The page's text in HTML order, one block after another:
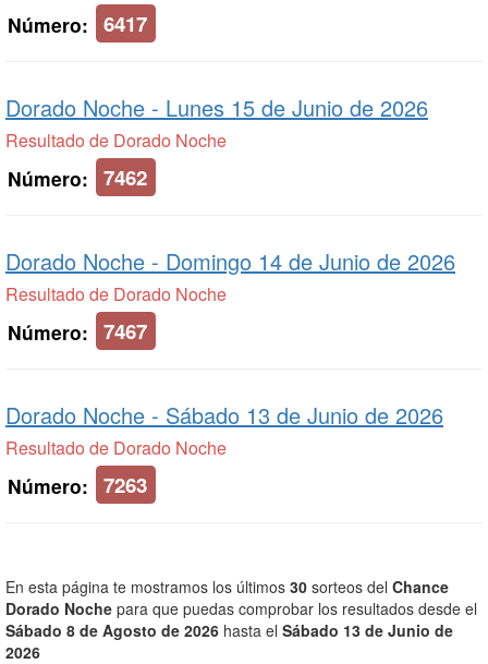
Número: 6417
Dorado Noche - Lunes 15 de Junio de 2026
Resultado de Dorado Noche
Número: 7462
Dorado Noche - Domingo 14 de Junio de 2026
Resultado de Dorado Noche
Número: 7467
Dorado Noche - Sábado 13 de Junio de 2026
Resultado de Dorado Noche
Número: 7263
En esta página te mostramos los últimos 30 sorteos del Chance
Dorado Noche para que puedas comprobar los resultados desde el
Sábado 8 de Agosto de 2026 hasta el Sábado 13 de Junio de
2026